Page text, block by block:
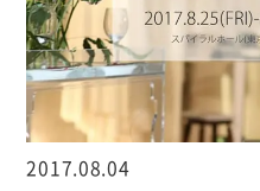
2017.08.04